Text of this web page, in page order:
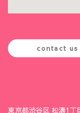
contact us
東京都渋谷区 松濤1丁